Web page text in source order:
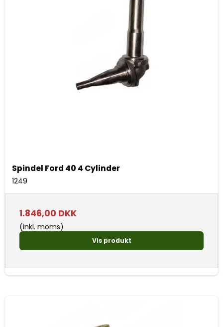
Spindel Ford 40 4 Cylinder
1249
1.846,00 DKK
(inkl. moms)
Vis produkt